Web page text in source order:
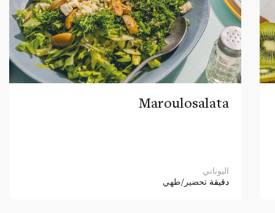
Maroulosalata
اليوناني
دقيقة تحضير/طهي